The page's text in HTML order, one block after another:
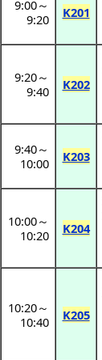
9:00～
9:20
K201
9:20～
9:40
K202
9:40～
10:00
K203
10:00～
10:20
K204
10:20～
10:40
K205